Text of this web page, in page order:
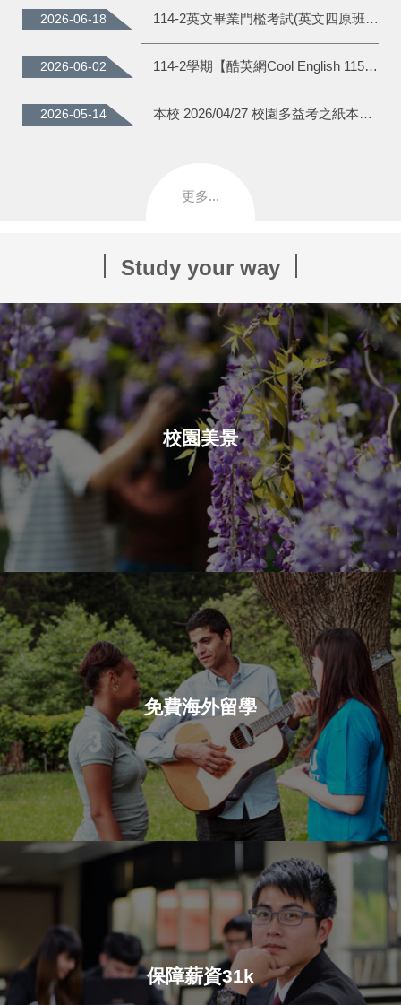
2026-06-18 114-2英文畢業門檻考試(英文四原班修課生)結果
2026-06-02 114-2學期【酷英網Cool English 115年度大專區學術詞彙競賽】得獎名單
2026-05-14 本校 2026/04/27 校園多益考之紙本成績單，請考生即日起抽空至語言中心辦公室(M615)領取，成績單保留至2027/05/31，逾時不負保管之責，兩年內如有需求請逕自向多益公司申請。
更多...
Study your way
校園美景
免費海外留學
保障薪資31k